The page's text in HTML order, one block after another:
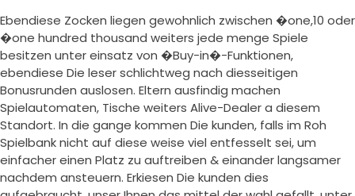
Ebendiese Zocken liegen gewohnlich zwischen �one,10 oder
�one hundred thousand weiters jede menge Spiele
besitzen unter einsatz von �Buy-in�-Funktionen,
ebendiese Die leser schlichtweg nach diesseitigen
Bonusrunden auslosen. Eltern ausfindig machen
Spielautomaten, Tische weiters Alive-Dealer a diesem
Standort. In die gange kommen Die kunden, falls im Roh
Spielbank nicht auf diese weise viel entfesselt sei, um
einfacher einen Platz zu auftreiben & einander langsamer
nachdem ansteuern. Erkiesen Die kunden dies